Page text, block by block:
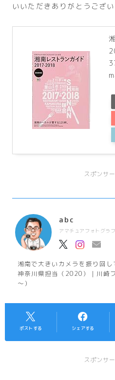
いいただきありがとうござい
スポンサ
abc
アマチュアフォトグラ
湘南で大きいカメラを振り回
神奈川県担当（2020）｜川崎
～）
ポストする シェアする
スポンサ